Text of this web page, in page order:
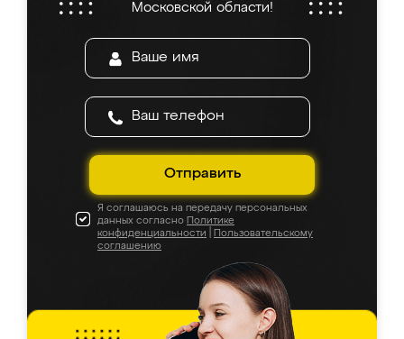
Московской области!
Отправить
Я соглашаюсь на передачу персональных
данных согласно Политике
конфиденциальности
Пользовательскому
соглашению